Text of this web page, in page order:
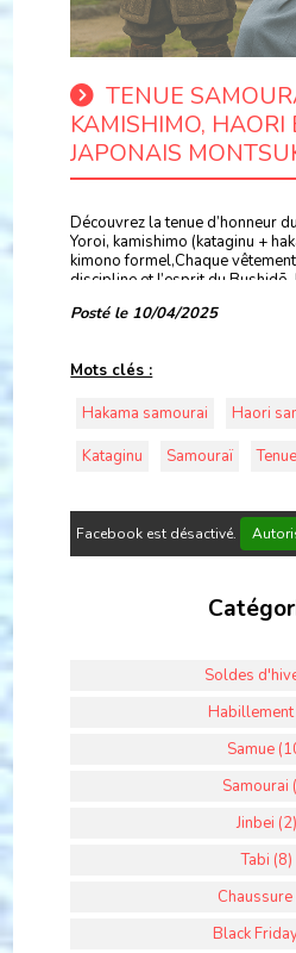
TENUE
KAMISHIMO, HAORI
JAPONAIS
Découvrez la tenue d’honneur
Yoroi, kamishimo (kataginu +
kimono formel,Chaque
discipline et l’esprit du
Posté le 10/04/2025
Mots clés :
Hakama samourai
Haori
Kataginu
Samouraï
Facebook est désactivé.
Soldes
Samue
Samourai
Jinbei (2)
Tabi (8)
Chaussure
Black